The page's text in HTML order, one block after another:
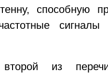
способную
сигналы
из